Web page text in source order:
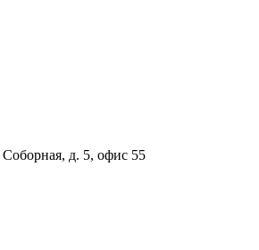
д. 5, офис 55